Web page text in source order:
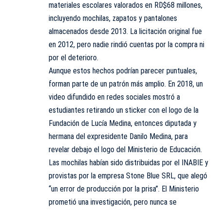
materiales escolares valorados en RD$68 millones,
incluyendo mochilas, zapatos y pantalones
almacenados desde 2013. La licitación original fue
en 2012, pero nadie rindió cuentas por la compra ni
por el deterioro.
Aunque estos hechos podrían parecer puntuales,
forman parte de un patrón más amplio. En 2018, un
video difundido en redes sociales mostró a
estudiantes retirando un sticker con el logo de la
Fundación de Lucía Medina, entonces diputada y
hermana del expresidente Danilo Medina, para
revelar debajo el logo del Ministerio de Educación.
Las mochilas habían sido distribuidas por el INABIE y
provistas por la empresa Stone Blue SRL, que alegó
“un error de producción por la prisa”. El Ministerio
prometió una investigación, pero nunca se